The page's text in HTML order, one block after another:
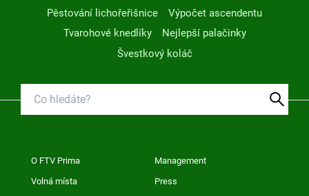
Pěstování lichořeřišnice
Výpočet ascendentu
Tvarohové knedlíky
Nejlepší palačinky
Švestkový koláč
O FTV Prima Management
Volná místa Press